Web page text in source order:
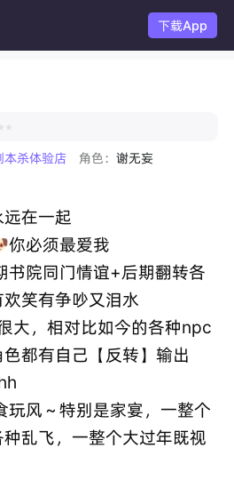
下载App
杀体验店 角色：谢无妄
在一起
你必须最爱我
院同门情谊+后期翻转各
笑有争吵又泪水
大，相对比如今的各种npc
都有自己【反转】输出
玩风～特别是家宴，一整个
乱飞，一整个大过年既视